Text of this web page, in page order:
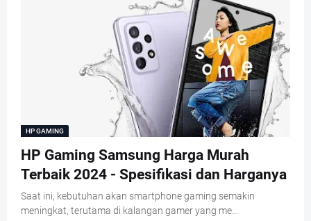
HP GAMING
HP Gaming Samsung Harga Murah
Terbaik 2024 - Spesifikasi dan Harganya
Saat ini, kebutuhan akan smartphone gaming semakin
meningkat, terutama di kalangan gamer yang me…